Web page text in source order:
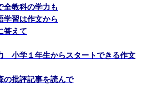
全教科の学力も
学習は作文から
答えて
小学１年生からスタートできる作文
の批評記事を読んで